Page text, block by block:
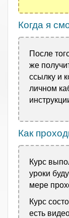
Когда я
После
же
ссылку и
личном
Как
Курс
уроки
мере
Курс
есть